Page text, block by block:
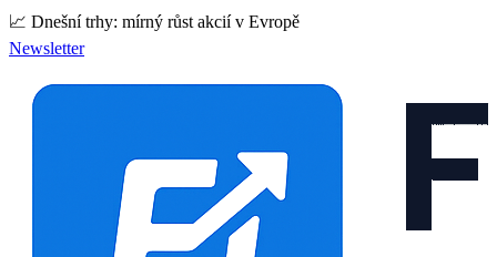
📈 Dnešní trhy: mírný růst akcií v Evropě
Newsletter